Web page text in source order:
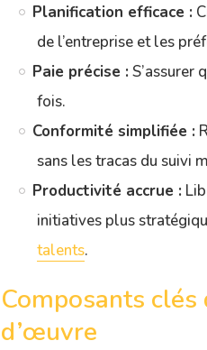
Planification efficace :
de l’entreprise et les
Paie précise : S’assurer
fois.
Conformité simplifiée :
sans les tracas du suivi
Productivité accrue :
initiatives plus
talents.
Composants
d’œuvre